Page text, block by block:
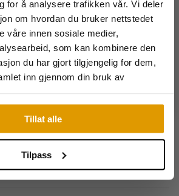
for å analysere trafikken vår. Vi deler
om hvordan du bruker nettstedet
våre innen sosiale medier,
som kan kombinere den
du har gjort tilgjengelig for dem,
inn gjennom din bruk av
Tillat alle
Tilpass
om bruk, ingredienser og
under.
OG ALLERGENER
OG TIPS
for deg som